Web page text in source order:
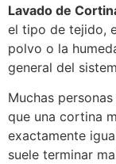
Lavado de
el tipo de tejido,
polvo o la
general del
Muchas
que una cortina
exactamente
suele terminar